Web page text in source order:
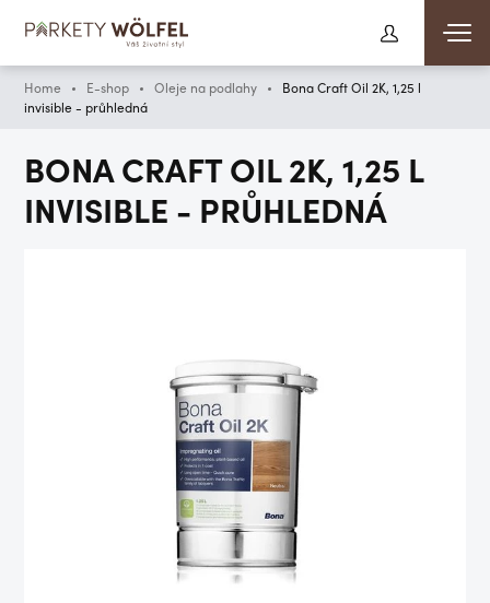
Home E-shop Oleje na podlahy
Bona Craft Oil 2K, 1,25 l
invisible - průhledná
BONA CRAFT OIL 2K, 1,25 L
INVISIBLE - PRŮHLEDNÁ